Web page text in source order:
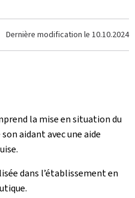
Dernière modification le 10.10.2024
la mise en situation du
aidant avec une aide
dans l’établissement en